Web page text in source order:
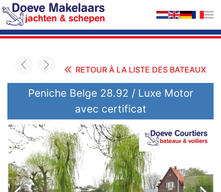
Accéder au contenu principal
RETOUR À LA LISTE DES BATEAUX
Peniche Belge 28.92 / Luxe Motor
avec certificat